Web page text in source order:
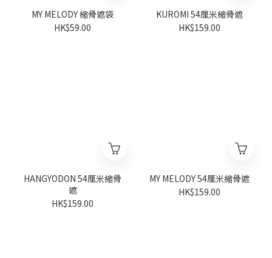
MY MELODY 縮骨遮袋
HK$59.00
KUROMI 54厘米縮骨遮
HK$159.00
HANGYODON 54厘米縮骨
遮
HK$159.00
MY MELODY 54厘米縮骨遮
HK$159.00